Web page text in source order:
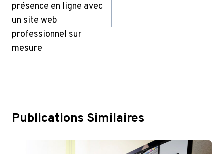
présence en ligne avec
un site web
professionnel sur
mesure
Publications Similaires